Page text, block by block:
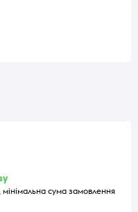
сума замовлення